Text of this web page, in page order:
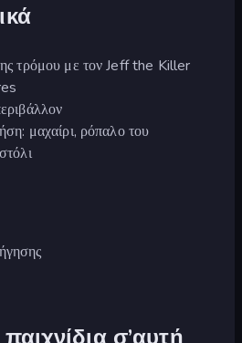
τρόμου με τον Jeff the Killer
μαχαίρι, ρόπαλο του